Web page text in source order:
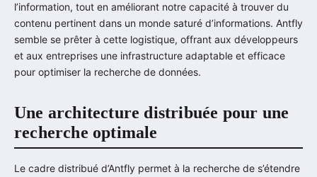
l’information, tout en améliorant notre capacité à trouver du
contenu pertinent dans un monde saturé d’informations. Antfly
semble se prêter à cette logistique, offrant aux développeurs
et aux entreprises une infrastructure adaptable et efficace
pour optimiser la recherche de données.
Une architecture distribuée pour une
recherche optimale
Le cadre distribué d’Antfly permet à la recherche de s’étendre